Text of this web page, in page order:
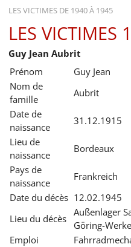
LES VICTIMES DE 1940 À 1945
ACCUEIL
ACTUALITÉS
EXPOSITIONS
HISTORIQUE
FORMATION
RECHERCHE
SERVICE
LES VICTIMES
Guy Jean Aubrit
Prénom
Guy Jean
Nom de
famille
Aubrit
Date de
naissance
31.12.1915
Lieu de
naissance
Bordeaux
Pays de
naissance
Frankreich
Date du décès 12.02.1945
Lieu du décès
Außenlager
Göring-
Emploi